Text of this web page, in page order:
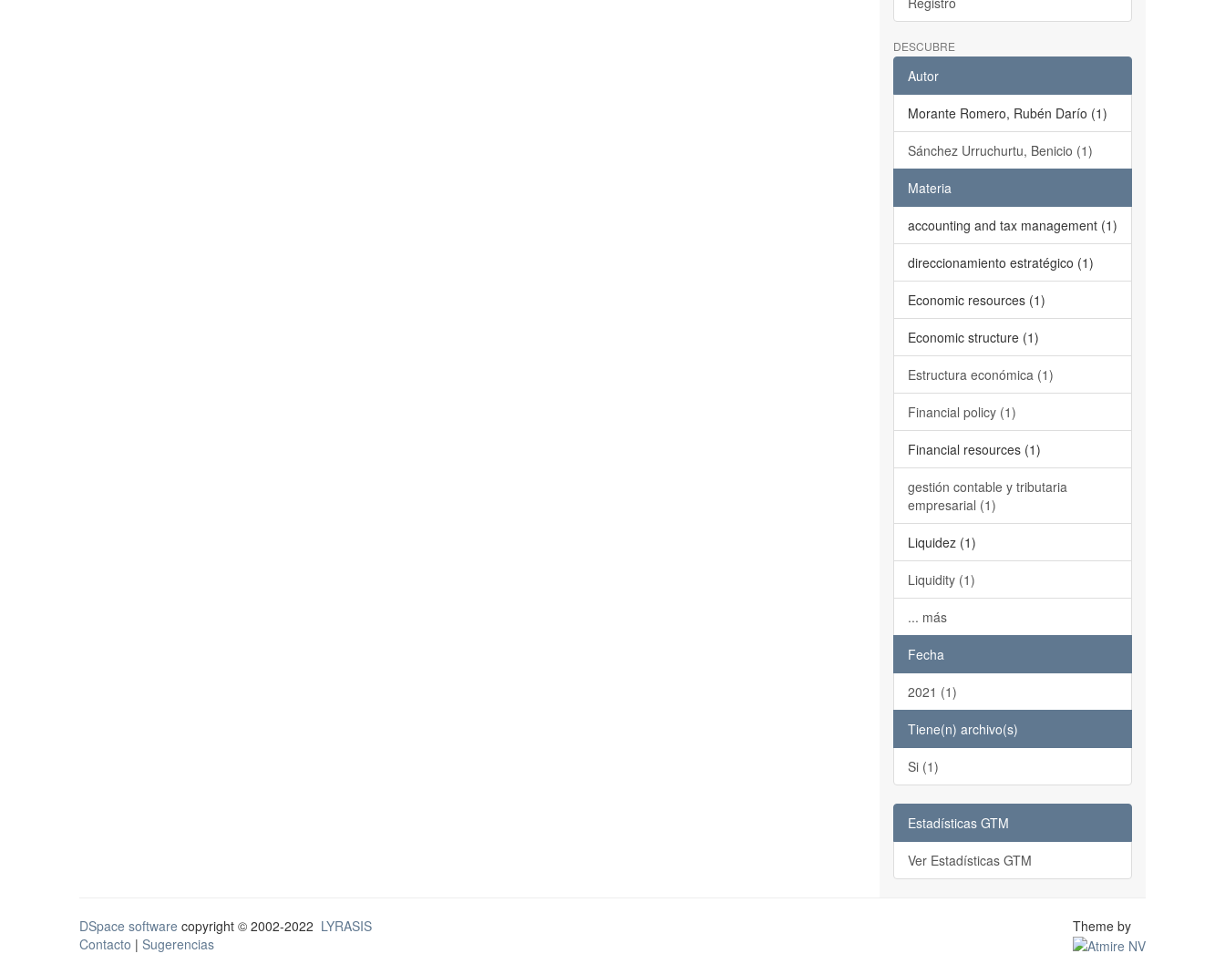
DESCUBRE
Autor
Morante Romero, Rubén Darío (1)
Sánchez Urruchurtu, Benicio (1)
Materia
accounting and tax management (1)
direccionamiento estratégico (1)
Economic resources (1)
Economic structure (1)
Estructura económica (1)
Financial policy (1)
Financial resources (1)
gestión contable y tributaria
empresarial (1)
Liquidez (1)
Liquidity (1)
... más
Fecha
2021 (1)
Tiene(n) archivo(s)
Si (1)
Estadísticas GTM
Ver Estadísticas GTM
DSpace software copyright © 2002-2022 LYRASIS
Contacto | Sugerencias
Theme by